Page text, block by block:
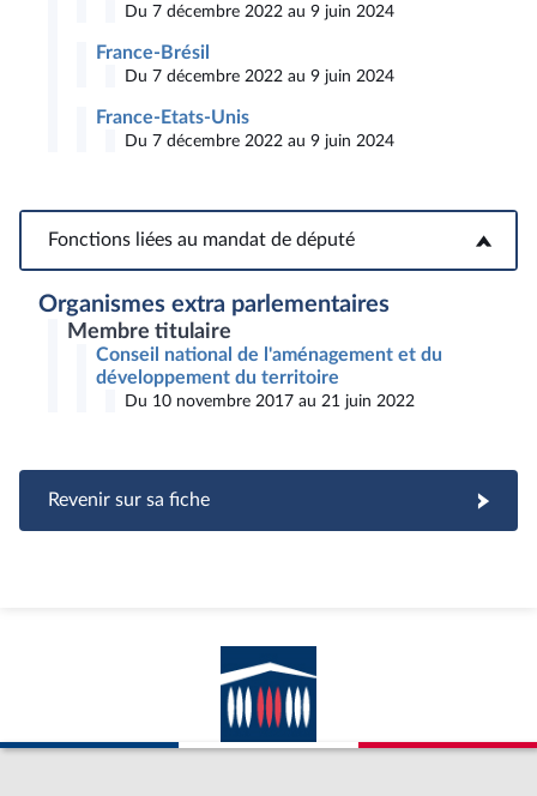
Du 7 décembre 2022 au 9 juin 2024
France-Brésil
Du 7 décembre 2022 au 9 juin 2024
France-Etats-Unis
Du 7 décembre 2022 au 9 juin 2024
Fonctions liées au mandat de député
Fonctions liées au mandat de député
Organismes extra parlementaires
Membre titulaire
Conseil national de l'aménagement et du
développement du territoire
Du 10 novembre 2017 au 21 juin 2022
Revenir sur sa fiche